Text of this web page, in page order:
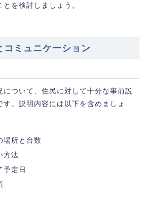
を検討しましょう。
コミュニケーション
について、住民に対して十分な事前説
す。説明内容には以下を含めましょ
場所と台数
方法
予定日